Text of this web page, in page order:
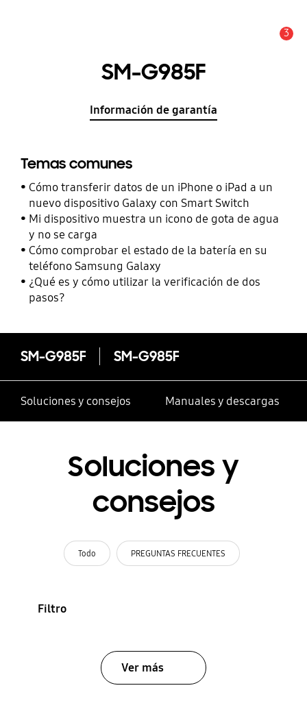
3
SM-G985F
Información de garantía
Temas comunes
Cómo transferir datos de un iPhone o iPad a un
nuevo dispositivo Galaxy con Smart Switch
Mi dispositivo muestra un icono de gota de agua
y no se carga
Cómo comprobar el estado de la batería en su
teléfono Samsung Galaxy
¿Qué es y cómo utilizar la verificación de dos
pasos?
SM-G985F SM-G985F
Soluciones y consejos Manuales y descargas
Soluciones y
consejos
Todo PREGUNTAS FRECUENTES
Filtro
Ver más